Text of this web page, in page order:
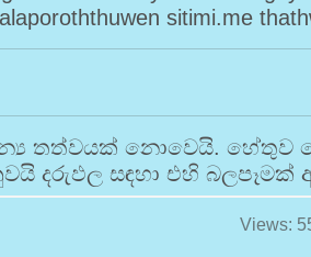
sitimi.me
තත්වයක් නොවෙයි. හේතුව
දරුඵල සඳහා එහි
Views: